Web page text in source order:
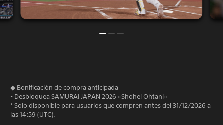
◆ Bonificación de compra anticipada
- Desbloquea SAMURAI JAPAN 2026 «Shohei Ohtani»
* Solo disponible para usuarios que compren antes del 31/12/2026 a
las 14:59 (UTC).